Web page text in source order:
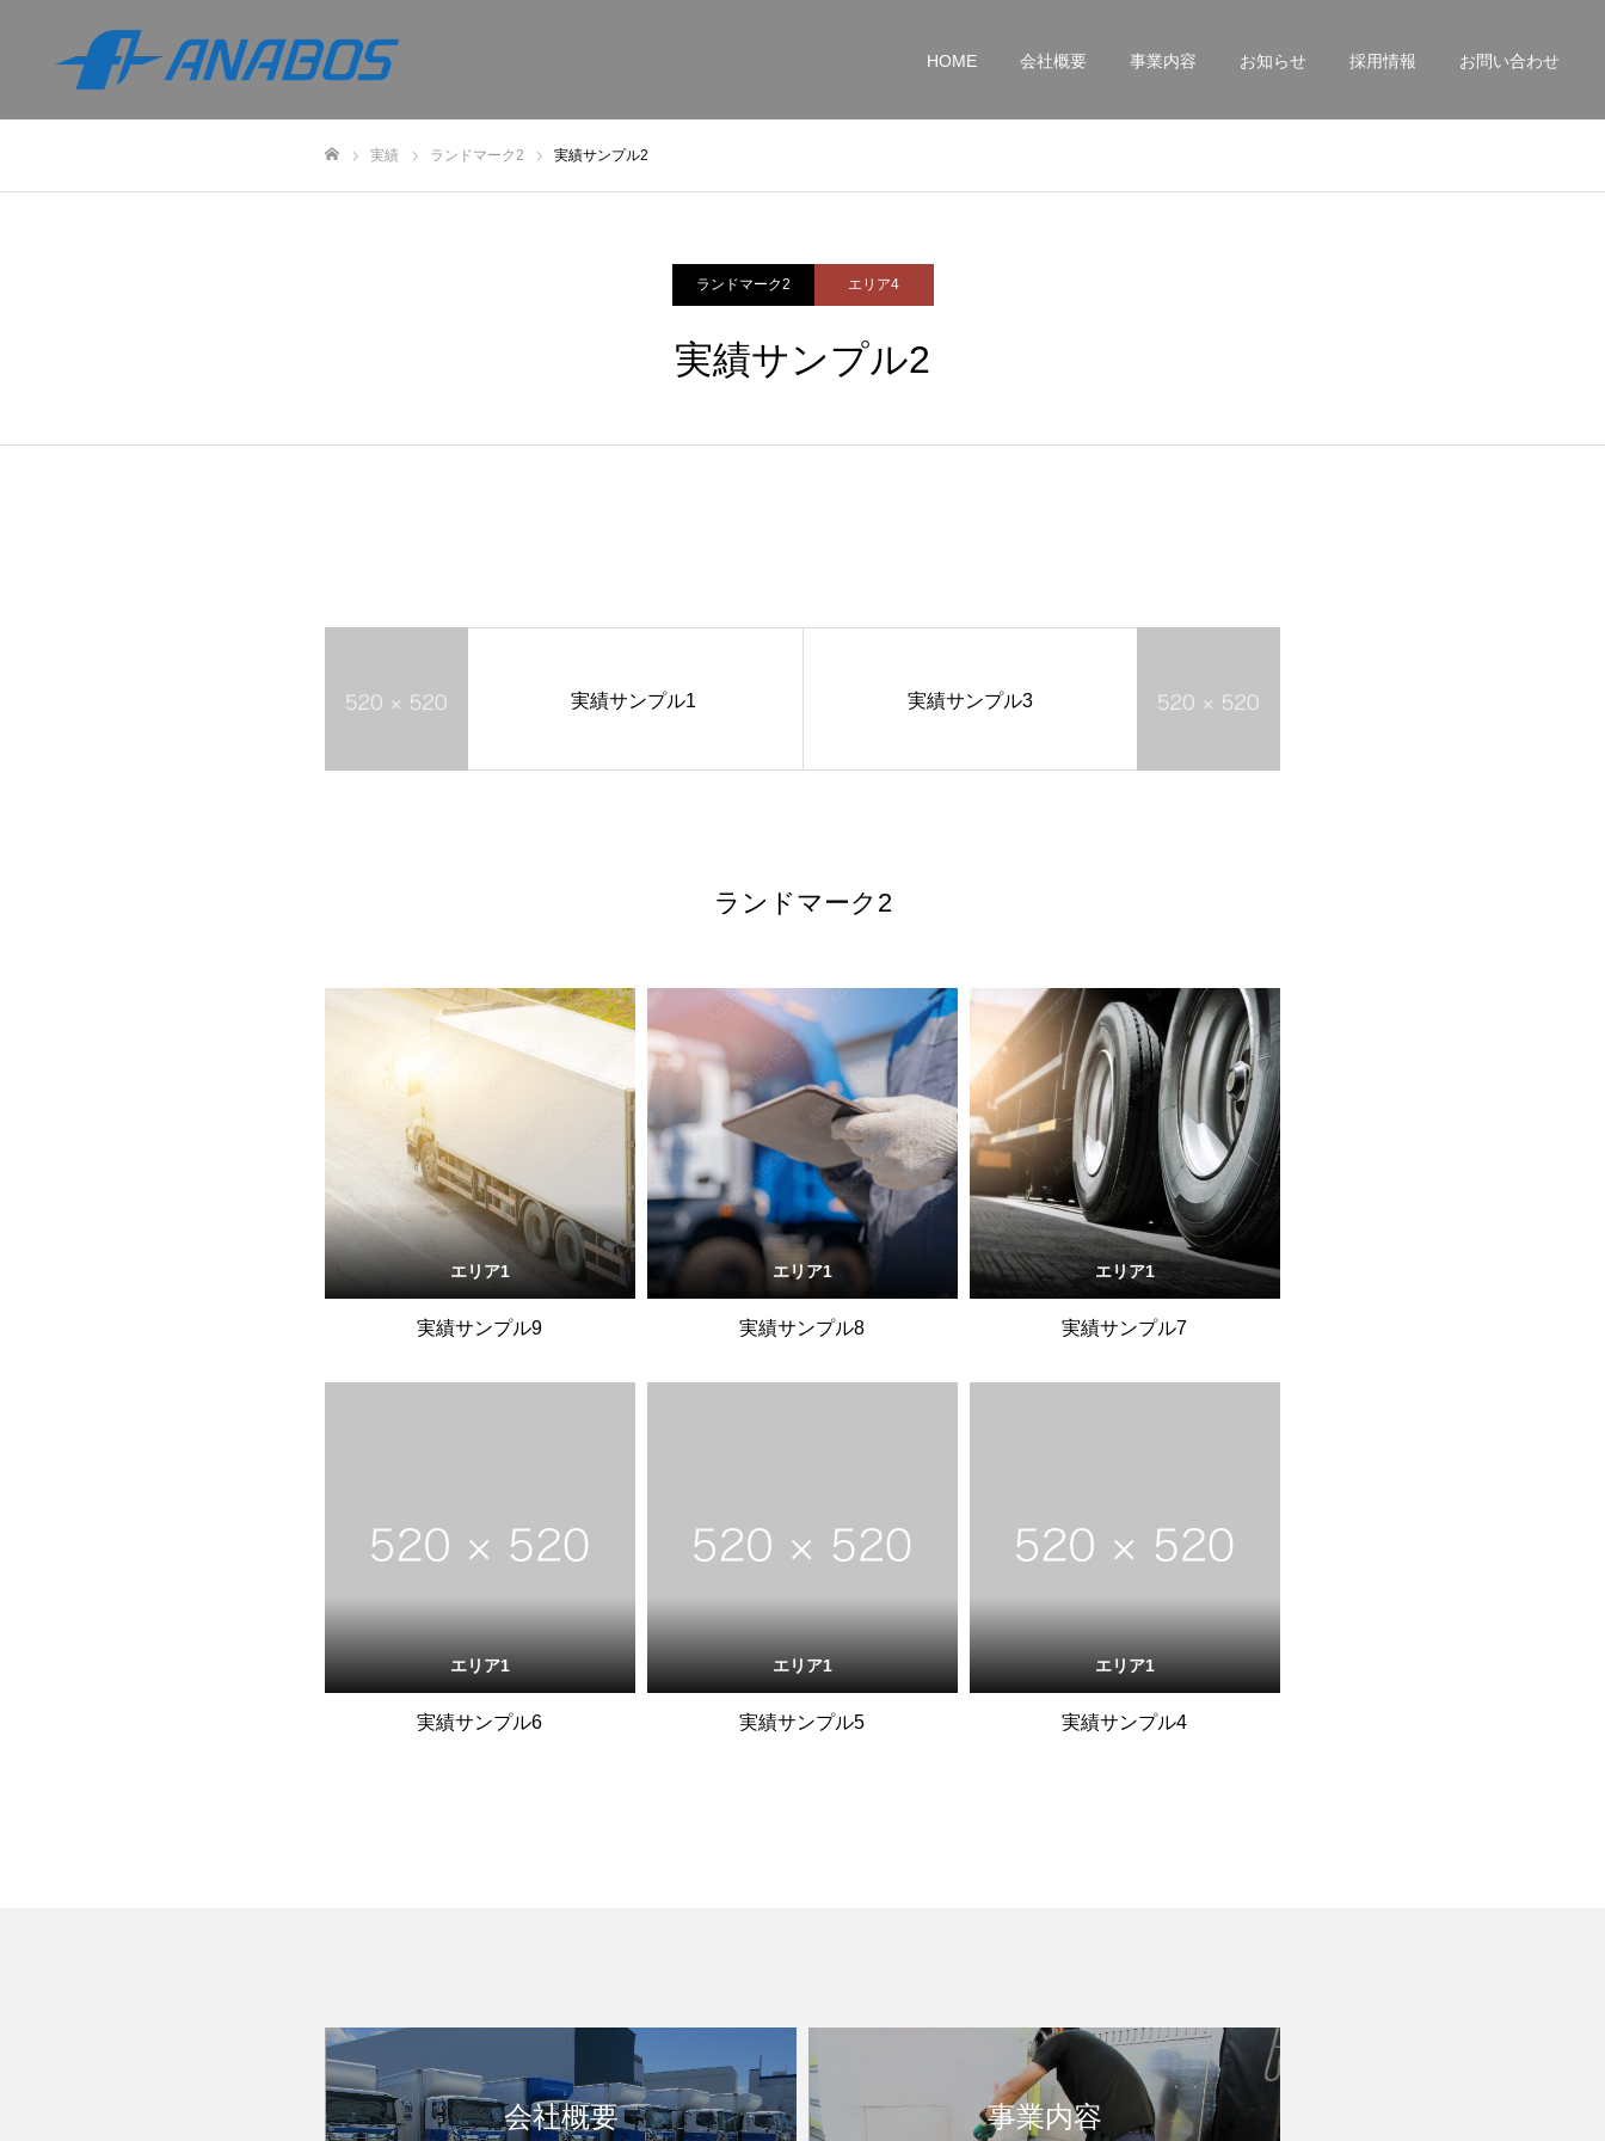
HOME 会社概要 事業内容 お知らせ 採用情報 お問い合わせ
実績 ランドマーク2 実績サンプル2
ランドマーク2 エリア4
実績サンプル2
実績サンプル1 実績サンプル3
ランドマーク2
エリア1
実績サンプル9
エリア1
実績サンプル8
エリア1
実績サンプル7
エリア1
実績サンプル6
エリア1
実績サンプル5
エリア1
実績サンプル4
会社概要 事業内容